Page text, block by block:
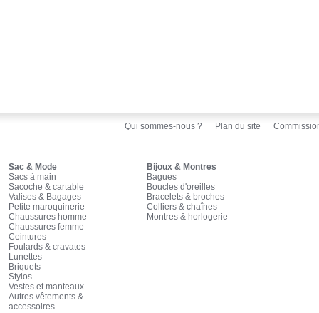
Qui sommes-nous ? Plan du site
Sac & Mode
Sacs à main
Sacoche & cartable
Valises & Bagages
Petite maroquinerie
Chaussures homme
Chaussures femme
Ceintures
Foulards & cravates
Lunettes
Briquets
Stylos
Vestes et manteaux
Autres vêtements &
accessoires
Bijoux & Montres
Bagues
Boucles d'oreilles
Bracelets & broches
Colliers & chaînes
Montres & horlogerie